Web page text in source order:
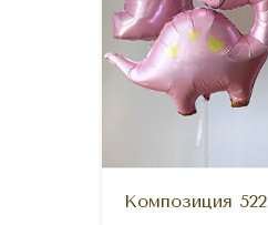
Композиция 522